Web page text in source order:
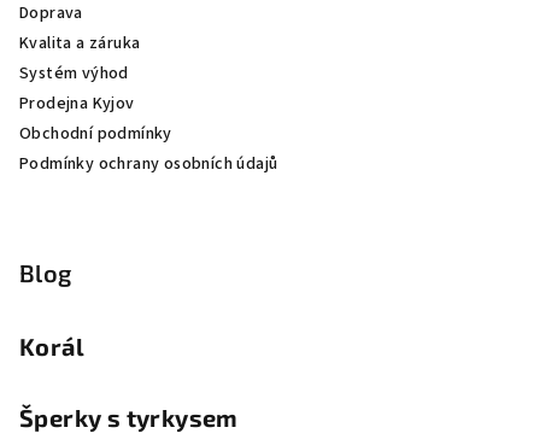
Doprava
Kvalita a záruka
Systém výhod
Prodejna Kyjov
Obchodní podmínky
Podmínky ochrany osobních údajů
Blog
Korál
Šperky s tyrkysem